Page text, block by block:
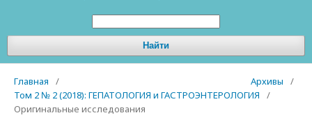
Найти
Главная / Архивы
/
Том 2 № 2 (2018): ГЕПАТОЛОГИЯ и ГАСТРОЭНТЕРОЛОГИЯ
/
Оригинальные исследования